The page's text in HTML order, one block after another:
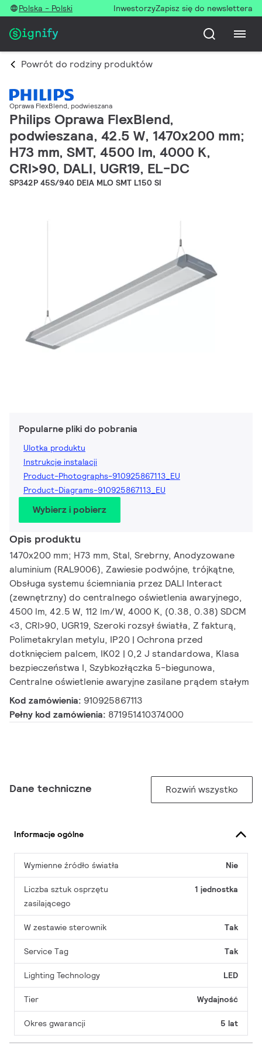
Polska - Polski InwestorzyZapisz się do newslettera
Powrót do rodziny produktów
Oprawa FlexBlend, podwieszana
Philips Oprawa FlexBlend,
podwieszana, 42.5 W, 1470x200 mm;
H73 mm, SMT, 4500 lm, 4000 K,
CRI>90, DALI, UGR19, EL-DC
SP342P 45S/940 DEIA MLO SMT L150 SI
Popularne pliki do pobrania
Ulotka produktu
Instrukcje instalacji
Product-Photographs-910925867113_EU
Product-Diagrams-910925867113_EU
Wybierz i pobierz
Opis produktu
1470x200 mm; H73 mm, Stal, Srebrny, Anodyzowane
aluminium (RAL9006), Zawiesie podwójne, trójkątne,
Obsługa systemu ściemniania przez DALI Interact
(zewnętrzny) do centralnego oświetlenia awaryjnego,
4500 lm, 42.5 W, 112 lm/W, 4000 K, (0.38, 0.38) SDCM
<3, CRI>90, UGR19, Szeroki rozsył światła, Z fakturą,
Polimetakrylan metylu, IP20 | Ochrona przed
dotknięciem palcem, IK02 | 0,2 J standardowa, Klasa
bezpieczeństwa I, Szybkozłączka 5-biegunowa,
Centralne oświetlenie awaryjne zasilane prądem stałym
Kod zamówienia: 910925867113
Pełny kod zamówienia: 871951410374000
Dane techniczne Rozwiń wszystko
Informacje ogólne
Wymienne źródło światła Nie
Liczba sztuk osprzętu
zasilającego
1 jednostka
W zestawie sterownik Tak
Service Tag Tak
Lighting Technology LED
Tier Wydajność
Okres gwarancji 5 lat